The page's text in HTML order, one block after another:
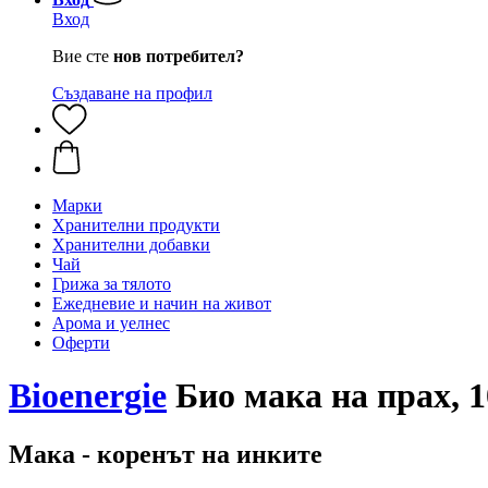
Вход
Вие сте нов потребител?
Създаване на профил
Марки
Хранителни продукти
Хранителни добавки
Чай
Грижа за тялото
Ежедневие и начин на живот
Арома и уелнес
Оферти
Bioenergie Био мака на прах,
Мака - коренът на инките